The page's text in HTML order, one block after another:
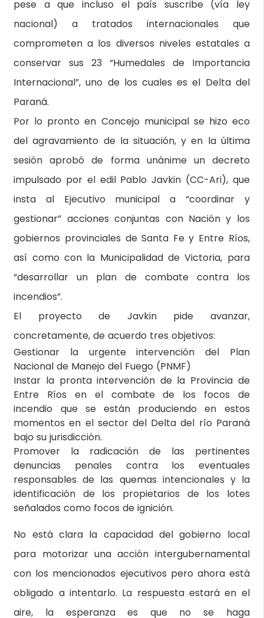
pese a que incluso el país suscribe (vía ley
nacional) a tratados internacionales que
comprometen a los diversos niveles estatales a
conservar sus 23 “Humedales de Importancia
Internacional”, uno de los cuales es el Delta del
Paraná.
Por lo pronto en Concejo municipal se hizo eco
del agravamiento de la situación, y en la última
sesión aprobó de forma unánime un decreto
impulsado por el edil Pablo Javkin (CC-Ari), que
insta al Ejecutivo municipal a “coordinar y
gestionar” acciones conjuntas con Nación y los
gobiernos provinciales de Santa Fe y Entre Ríos,
así como con la Municipalidad de Victoria, para
“desarrollar un plan de combate contra los
incendios”.
El proyecto de Javkin pide avanzar,
concretamente, de acuerdo tres objetivos:
Gestionar la urgente intervención del Plan
Nacional de Manejo del Fuego (PNMF)
Instar la pronta intervención de la Provincia de
Entre Ríos en el combate de los focos de
incendio que se están produciendo en estos
momentos en el sector del Delta del río Paraná
bajo su jurisdicción.
Promover la radicación de las pertinentes
denuncias penales contra los eventuales
responsables de las quemas intencionales y la
identificación de los propietarios de los lotes
señalados como focos de ignición.
No está clara la capacidad del gobierno local
para motorizar una acción intergubernamental
con los mencionados ejecutivos pero ahora está
obligado a intentarlo. La respuesta estará en el
aire, la esperanza es que no se haga